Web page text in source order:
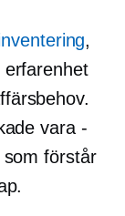
,
vara -
förstår